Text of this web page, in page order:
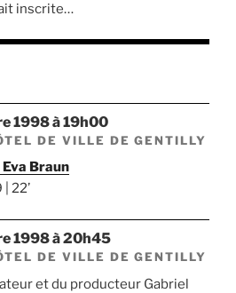
inscrite…
1998 à 19h00
DE VILLE DE GENTILLY
Braun
22’
1998 à 20h45
DE VILLE DE GENTILLY
et du producteur Gabriel